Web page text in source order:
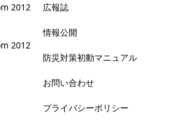
2012
2012
広報誌
情報公開
防災対策初動マニュアル
お問い合わせ
プライバシーポリシー